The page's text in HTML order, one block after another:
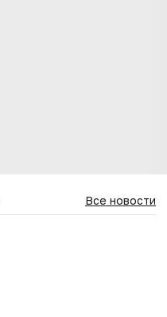
Все новости